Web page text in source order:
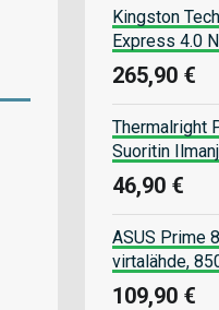
Kingston
Express 4.0
265,90 €
Thermalright
Suoritin
46,90 €
ASUS Prime
virtalähde,
109,90 €